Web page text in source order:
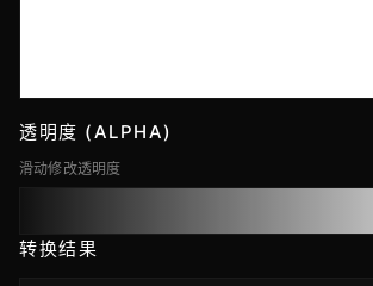
透明度 (ALPHA)
滑动修改透明度
转换结果